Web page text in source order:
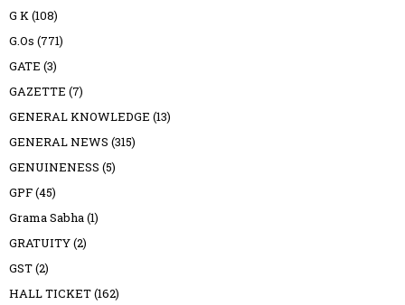
G K(108)
G.Os (771)
GATE (3)
GAZETTE (7)
GENERAL KNOWLEDGE (13)
GENERAL NEWS (315)
GENUINENESS (5)
GPF(45)
Grama Sabha(1)
GRATUITY(2)
GST(2)
HALL TICKET(162)